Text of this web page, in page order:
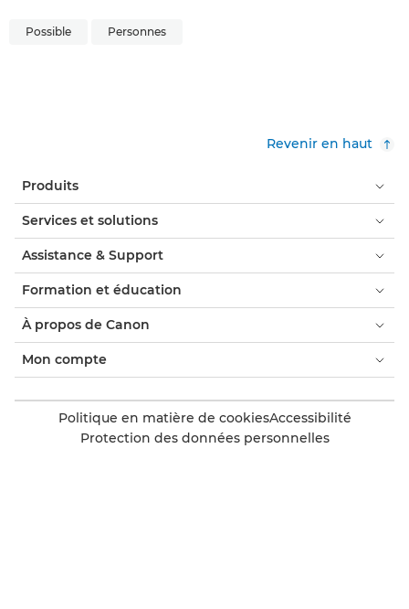
Possible Personnes
Revenir en haut
Produits
Services et solutions
Assistance & Support
Formation et éducation
À propos de Canon
Mon compte
Politique en matière de cookiesAccessibilité
Protection des données personnelles